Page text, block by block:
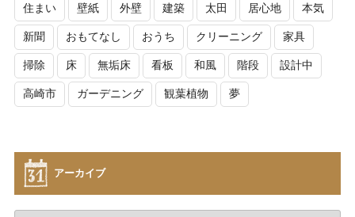
住まい 壁紙 外壁 建築 太田 居心地 本気
新聞 おもてなし おうち クリーニング 家具
掃除 床 無垢床 看板 和風 階段 設計中
高崎市 ガーデニング 観葉植物 夢
アーカイブ